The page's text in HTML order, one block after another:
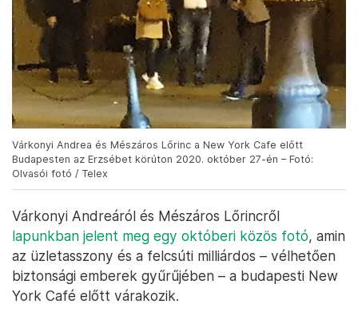
Várkonyi Andrea és Mészáros Lőrinc a New York Cafe előtt
Budapesten az Erzsébet körúton 2020. október 27-én – Fotó:
Olvasói fotó / Telex
Várkonyi Andreáról és Mészáros Lőrincről
lapunkban jelent meg egy októberi közös fotó, amin
az üzletasszony és a felcsúti milliárdos – vélhetően
biztonsági emberek gyűrűjében – a budapesti New
York Café előtt várakozik.